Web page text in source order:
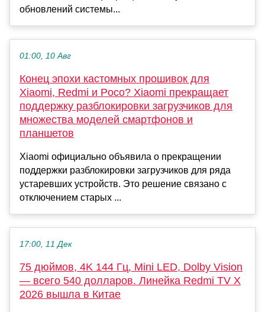
обновлений системы...
01:00, 10 Авг
Конец эпохи кастомных прошивок для
Xiaomi, Redmi и Poco? Xiaomi прекращает
поддержку разблокировки загрузчиков для
множества моделей смартфонов и
планшетов
Xiaomi официально объявила о прекращении
поддержки разблокировки загрузчиков для ряда
устаревших устройств. Это решение связано с
отключением старых ...
17:00, 11 Дек
75 дюймов, 4K 144 Гц, Mini LED, Dolby Vision
— всего 540 долларов. Линейка Redmi TV X
2026 вышла в Китае